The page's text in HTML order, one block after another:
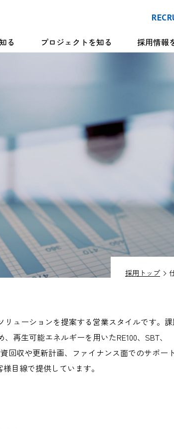
る プロジェクトを知る 採用情報
採用トップ
ューションを提案する営業スタイルです。
再生可能エネルギーを用いたRE100、SBT、
収や更新計画、ファイナンス面でのサポート
目線で提供しています。